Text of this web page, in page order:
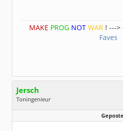
MAKE PROG NOT WAR ! --->
Faves
Jersch
Toningenieur
Geschlecht:
keine Angabe
Dabei seit:
11 / 2007